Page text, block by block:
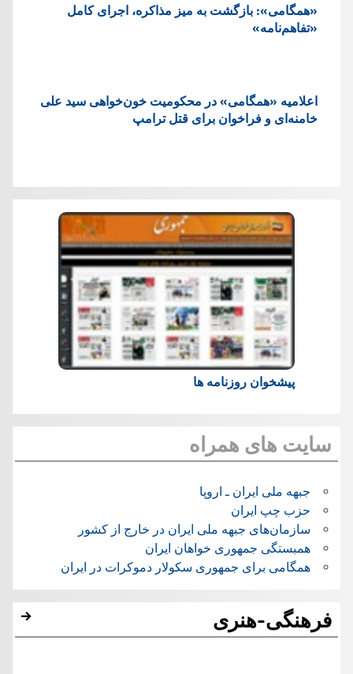
«همگامی»: بازگشت به میز مذاکره، اجرای کامل
«تفاهم‌نامه»
اعلامیه «همگامی» در محکومیت خون‌خواهی سید علی
خامنه‌ای و فراخوان برای قتل ترامپ
پیشخوان روزنامه ها
سایت های همراه
جبهه ملی ایران ـ اروپا
حزب چپ ایران
سازمان‌های جبهه ملی ایران در خارج از کشور
همبستگی جمهوری خواهان ایران
همگامی برای جمهوری سکولار دموکرات در ایران
فرهنگی-هنری